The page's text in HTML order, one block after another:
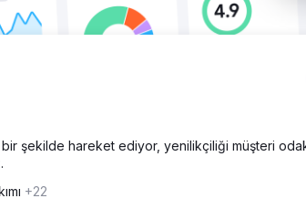
bir şekilde hareket ediyor, yenilikçiliği müşteri
+22